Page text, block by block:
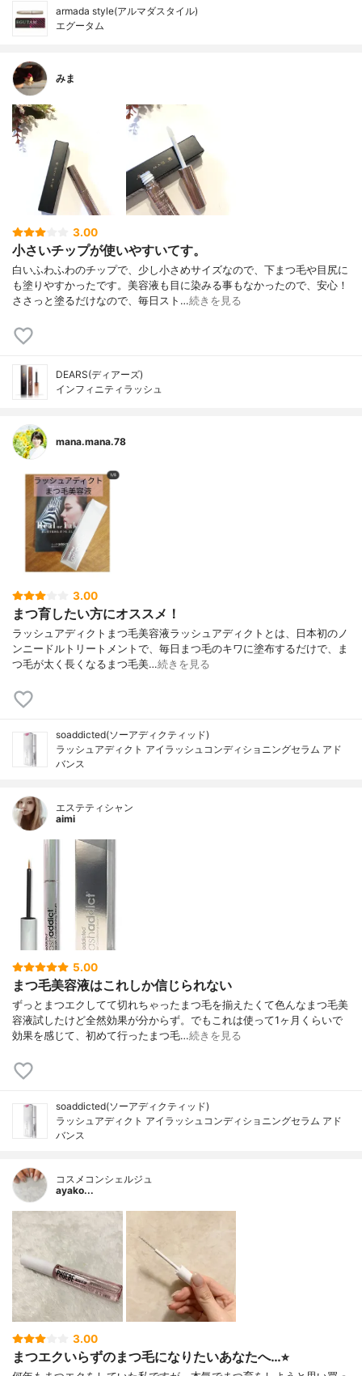
armada style(アルマダスタイル)
エグータム
みま
3.00
小さいチップが使いやすいてす。
白いふわふわのチップで、少し小さめサイズなので、下まつ毛や目尻に
も塗りやすかったです。美容液も目に染みる事もなかったので、安心！
ささっと塗るだけなので、毎日スト…続きを見る
DEARS(ディアーズ)
インフィニティラッシュ
mana.mana.78
3.00
まつ育したい方にオススメ！
ラッシュアディクト まつ毛美容液 ラッシュアディクトとは、日本初のノ
ンニードルトリートメントで、毎日まつ毛のキワに塗布するだけで、ま
つ毛が太く長くなるまつ毛美…続きを見る
soaddicted(ソーアディクティッド)
ラッシュアディクト アイラッシュコンディショニングセラム アド
バンス
エステティシャン
aimi
5.00
まつ毛美容液はこれしか信じられない
ずっとまつエクしてて切れちゃったまつ毛を揃えたくて色んなまつ毛美
容液試したけど全然効果が分からず。でもこれは使って1ヶ月くらいで
効果を感じて、初めて行ったまつ毛…続きを見る
soaddicted(ソーアディクティッド)
ラッシュアディクト アイラッシュコンディショニングセラム アド
バンス
コスメコンシェルジュ
ayako...
3.00
まつエクいらずのまつ毛になりたいあなたへ…⭐︎